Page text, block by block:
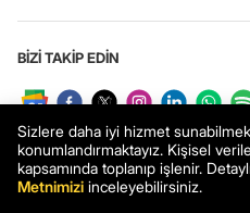
BİZİ TAKİP EDİN
Sizlere daha iyi hizmet
konumlandırmaktayız. Kişisel
kapsamında toplanıp işlenir.
Metnimizi inceleyebilirsiniz.